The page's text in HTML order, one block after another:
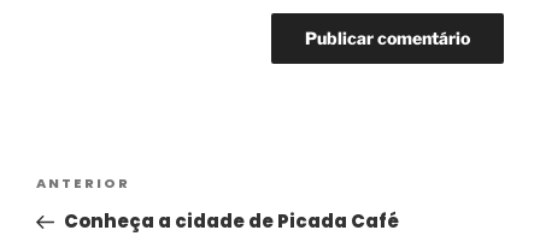
ANTERIOR
Conheça a cidade de Picada Café